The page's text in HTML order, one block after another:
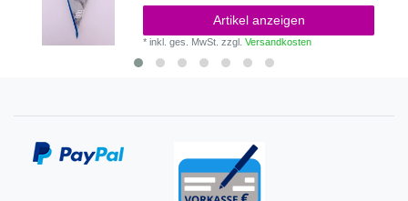
Artikel anzeigen
*inkl. ges. MwSt. zzgl.Versandkosten